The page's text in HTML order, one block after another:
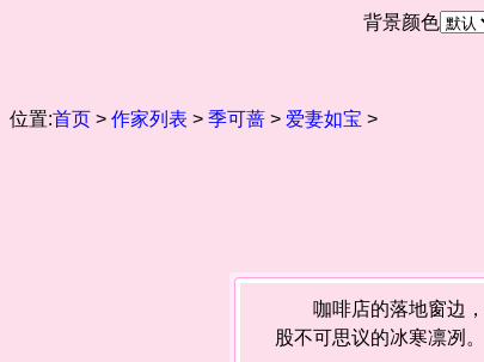
背景颜色
位置:首页 > 作家列表 > 季可蔷 > 爱妻如宝 >
咖啡店的落地窗边，
股不可思议的冰寒凛冽。